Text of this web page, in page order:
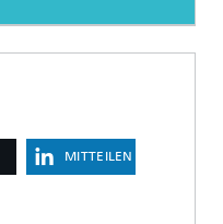
MITTEILEN